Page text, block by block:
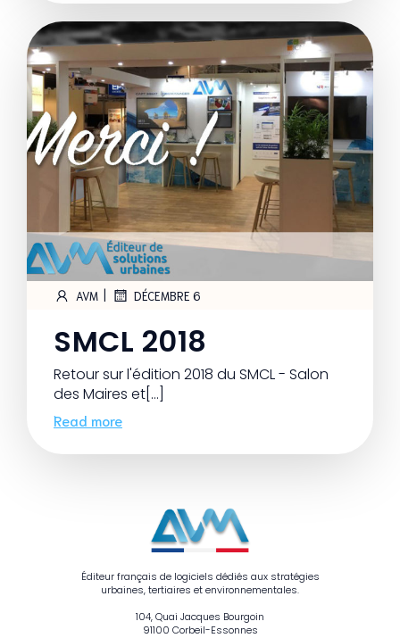
AVM | DÉCEMBRE 6
SMCL 2018
Retour sur l'édition 2018 du SMCL - Salon
des Maires et[…]
Read more
Éditeur français de logiciels dédiés aux stratégies
urbaines, tertiaires et environnementales.
104, Quai Jacques Bourgoin
91100 Corbeil-Essonnes